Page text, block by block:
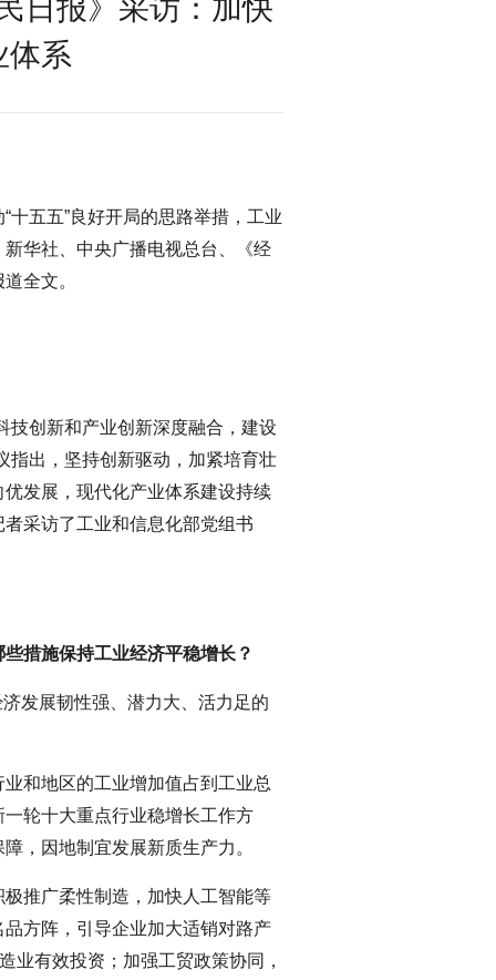
日报》采访：加快
体系
十五五”良好开局的思路举措，工业
华社、中央广播电视总台、《经
全文。
技创新和产业创新深度融合，建设
指出，坚持创新驱动，加紧培育壮
发展，现代化产业体系建设持续
采访了工业和信息化部党组书
措施保持工业经济平稳增长？
发展韧性强、潜力大、活力足的
业和地区的工业增加值占到工业总
轮十大重点行业稳增长工作方
，因地制宜发展新质生产力。
推广柔性制造，加快人工智能等
方阵，引导企业加大适销对路产
业有效投资；加强工贸政策协同，